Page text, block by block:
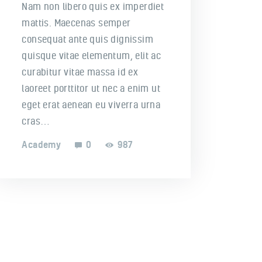
Nam non libero quis ex imperdiet
mattis. Maecenas semper
consequat ante quis dignissim
quisque vitae elementum, elit ac
curabitur vitae massa id ex
laoreet porttitor ut nec a enim ut
eget erat aenean eu viverra urna
cras…
Academy 0 987